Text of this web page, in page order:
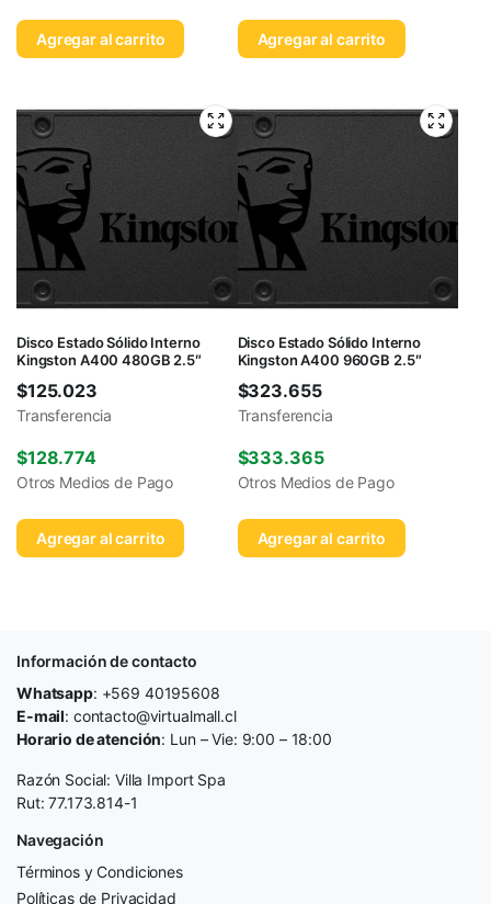
Agregar al carrito Agregar al carrito
Disco Estado Sólido Interno
Kingston A400 480GB 2.5″
$125.023
Transferencia
$128.774
Otros Medios de Pago
Agregar al carrito
Disco Estado Sólido Interno
Kingston A400 960GB 2.5″
$323.655
Transferencia
$333.365
Otros Medios de Pago
Agregar al carrito
Información de contacto
Whatsapp: +569 40195608
E-mail: contacto@virtualmall.cl
Horario de atención: Lun – Vie: 9:00 – 18:00
Razón Social: Villa Import Spa
Rut: 77.173.814-1
Navegación
Términos y Condiciones
Políticas de Privacidad